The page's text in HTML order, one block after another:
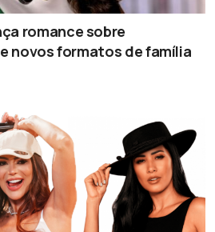
romance sobre
novos formatos de família